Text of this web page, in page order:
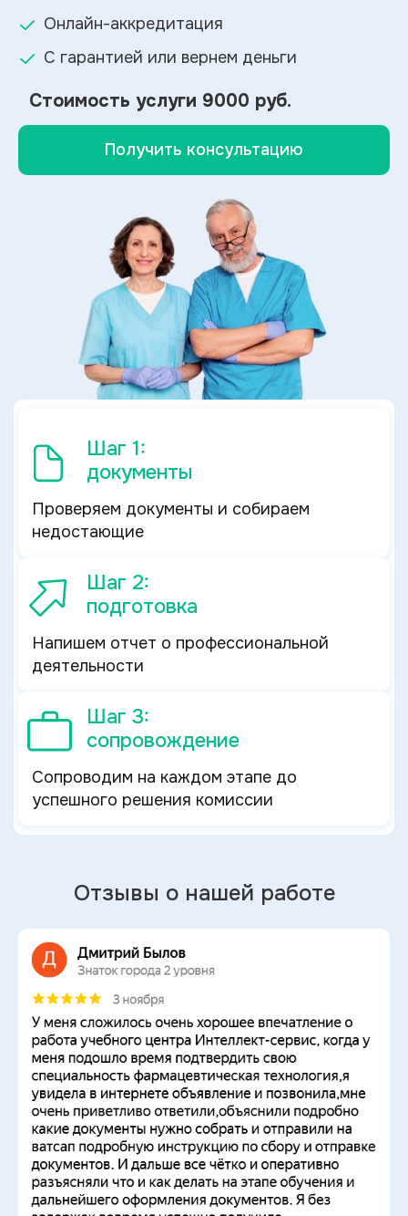
Онлайн-аккредитация
С гарантией или вернем деньги
Стоимость услуги 9000 руб.
Получить консультацию
Шаг 1:
документы
Проверяем документы и собираем
недостающие
Шаг 2:
подготовка
Напишем отчет о профессиональной
деятельности
Шаг 3:
сопровождение
Сопроводим на каждом этапе до
успешного решения комиссии
Отзывы о нашей работе